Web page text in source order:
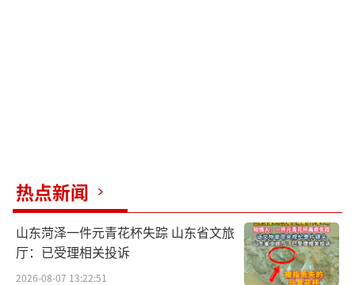
热点新闻
山东菏泽一件元青花杯失踪 山东省文旅
厅：已受理相关投诉
2026-08-07 13:22:51